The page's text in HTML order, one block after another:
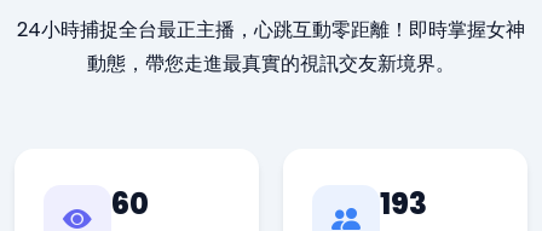
24小時捕捉全台最正主播，心跳互動零距離！即時掌握女神
動態，帶您走進最真實的視訊交友新境界。
60 193